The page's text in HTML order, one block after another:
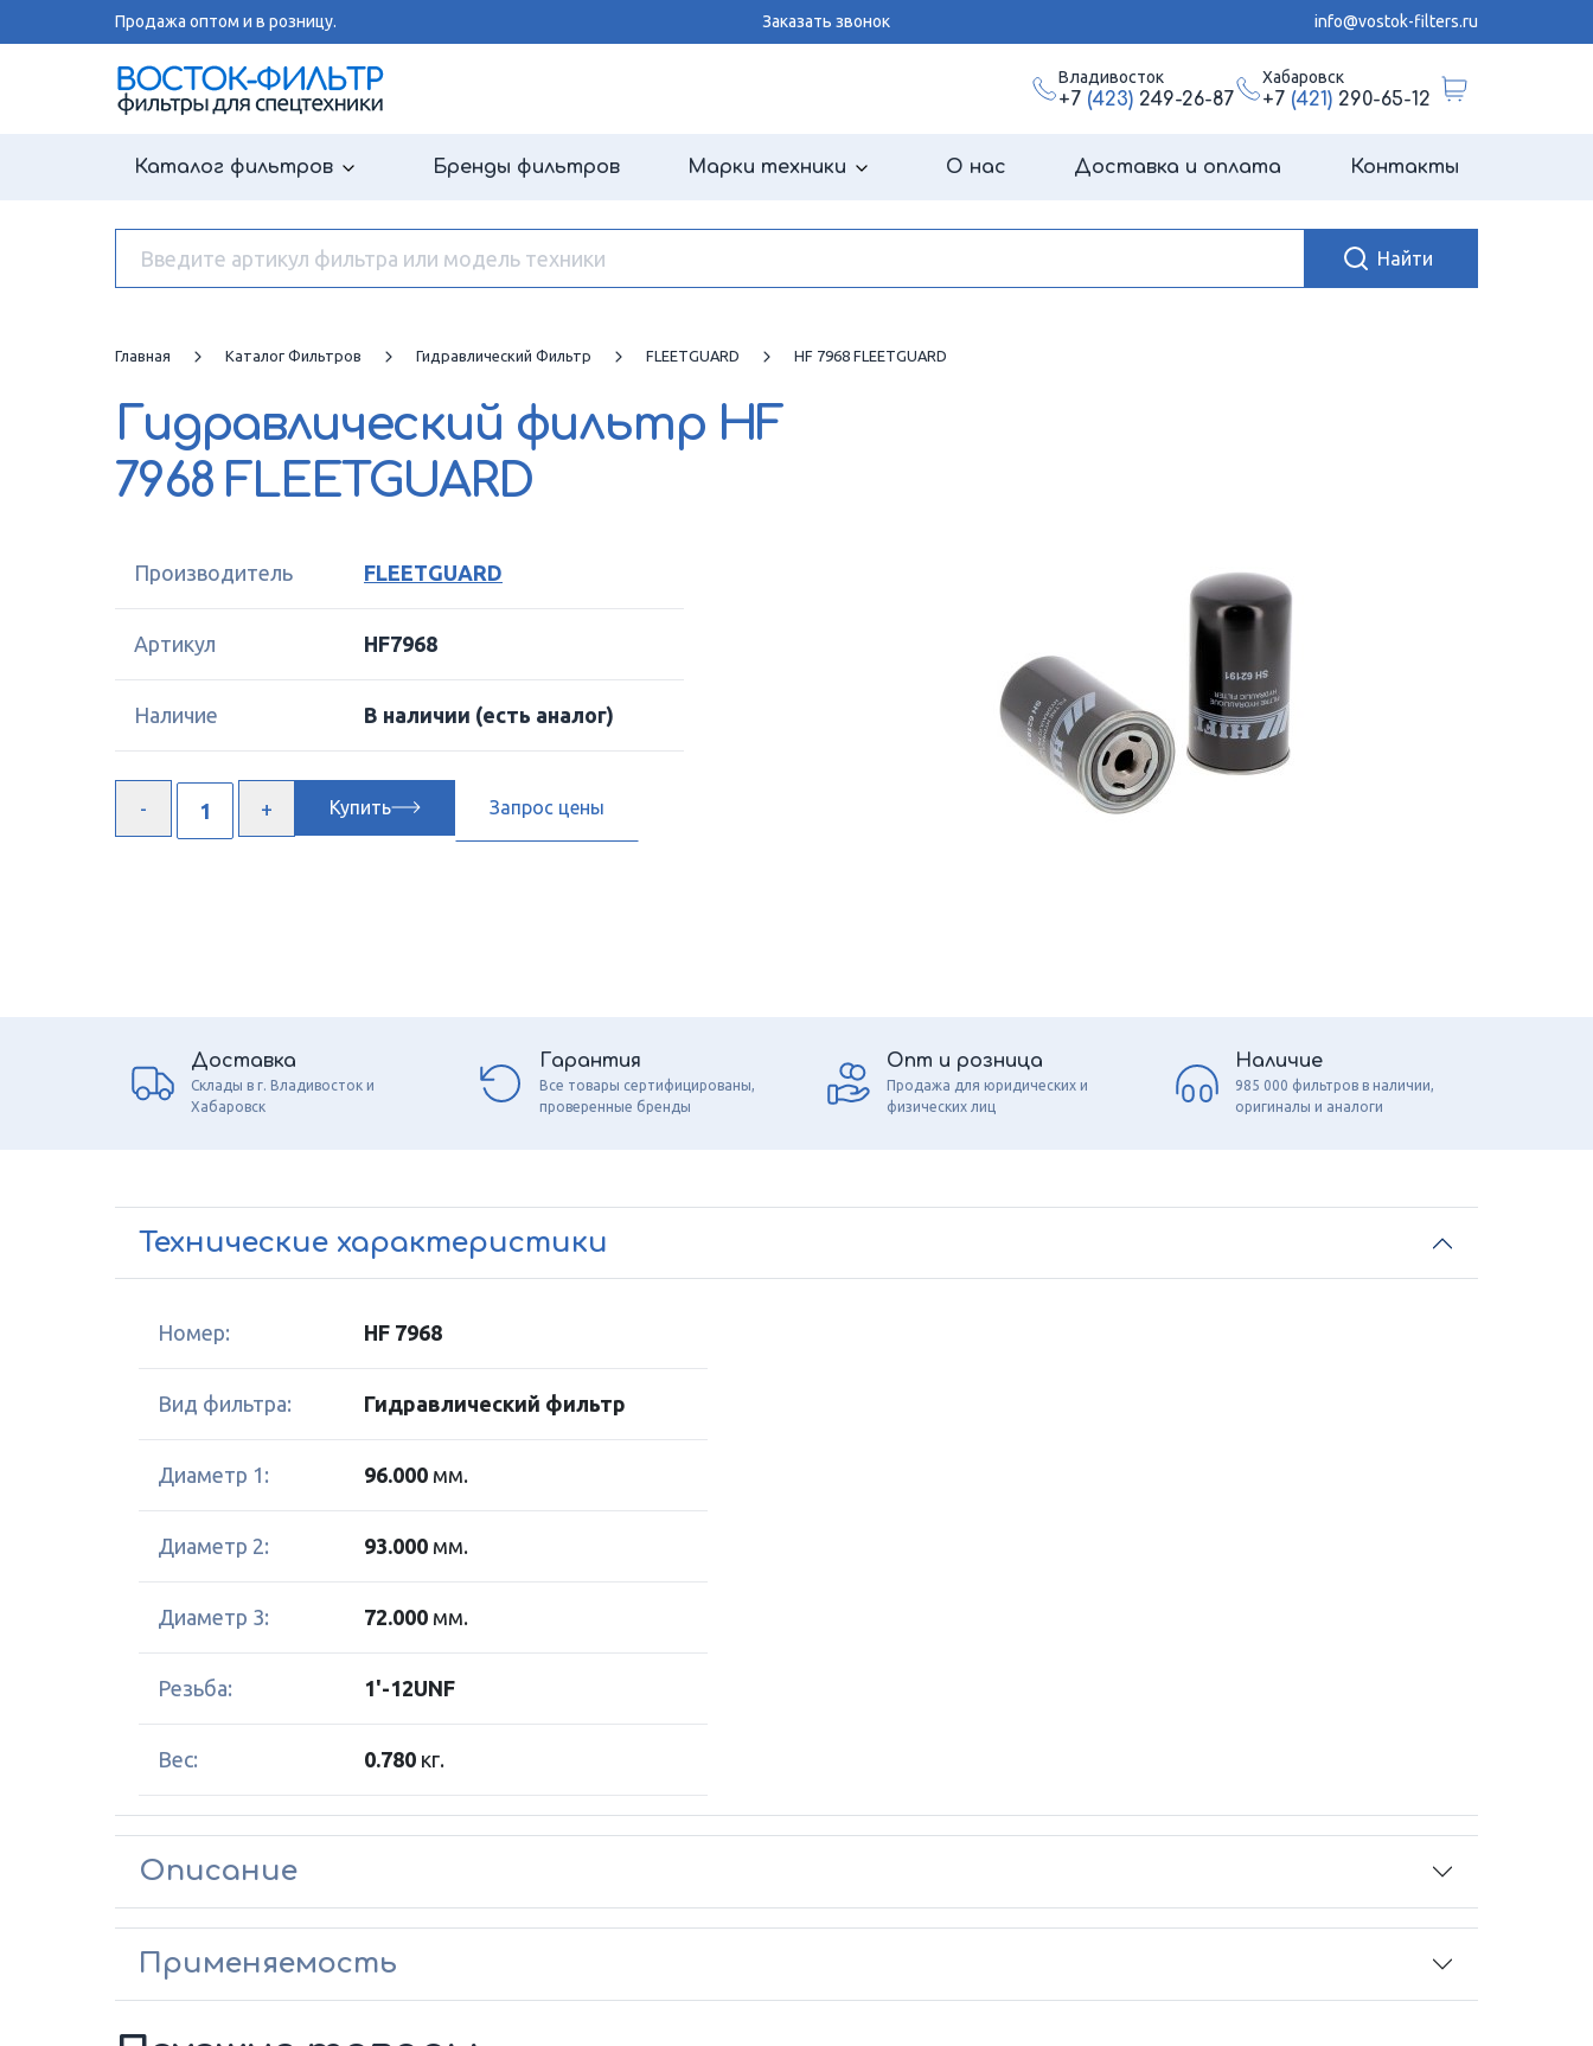
Продажа оптом и в розницу. Заказать звонок info@vostok-filters.ru
Владивосток
+7 (423)249-26-87
Хабаровск
+7 (421)290-65-12
Каталог фильтров Бренды фильтров Марки техники О нас Доставка и оплата Контакты
Главная Каталог Фильтров Гидравлический Фильтр FLEETGUARD HF 7968 FLEETGUARD
Гидравлический фильтр HF
7968 FLEETGUARD
Производитель FLEETGUARD
Артикул HF7968
Наличие В наличии (есть аналог)
Купить Запрос цены
Доставка
Склады в г. Владивосток и
Хабаровск
Гарантия
Все товары сертифицированы,
проверенные бренды
Опт и розница
Продажа для юридических и
физических лиц
Наличие
985 000 фильтров в наличии,
оригиналы и аналоги
Технические характеристики
Номер: HF 7968
Вид фильтра: Гидравлический фильтр
Диаметр 1: 96.000 мм.
Диаметр 2: 93.000 мм.
Диаметр 3: 72.000 мм.
Резьба: 1'-12UNF
Вес: 0.780 кг.
Описание
Применяемость